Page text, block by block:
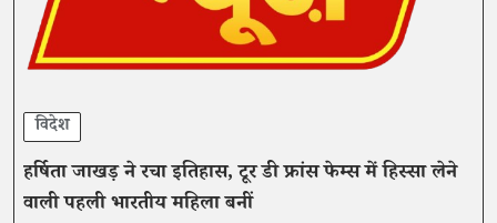
विदेश
हर्षिता जाखड़ ने रचा इतिहास, टूर डी फ्रांस फेम्स में हिस्सा लेने
वाली पहली भारतीय महिला बनीं